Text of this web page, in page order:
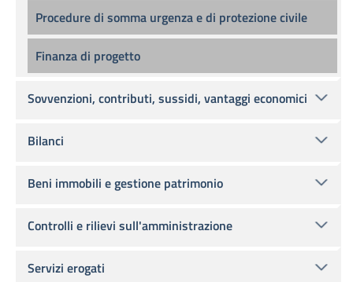
Procedure di somma urgenza e di protezione civile
Finanza di progetto
Sovvenzioni, contributi, sussidi, vantaggi economici
Bilanci
Beni immobili e gestione patrimonio
Controlli e rilievi sull'amministrazione
Servizi erogati